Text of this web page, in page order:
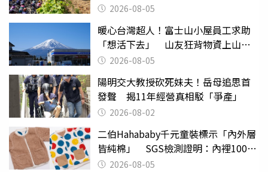
2026-08-05
暖心台灣超人！富士山小屋員工求助
「想活下去」 山友狂背物資上山：
台灣真的是寶島
2026-08-05
陽明交大教授砍死妹夫！岳母追思首
發聲 揭11年經營真相駁「爭產」
2026-08-02
二伯Hahababy千元童裝標示「內外層
皆純棉」 SGS檢測證明：內裡100%
聚酯纖維
2026-08-05